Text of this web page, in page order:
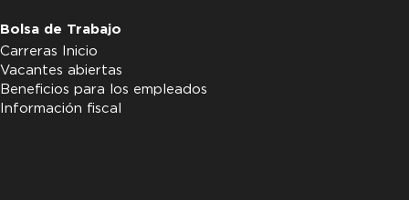
Bolsa de Trabajo
Carreras Inicio
Vacantes abiertas
Beneficios para los empleados
Información fiscal